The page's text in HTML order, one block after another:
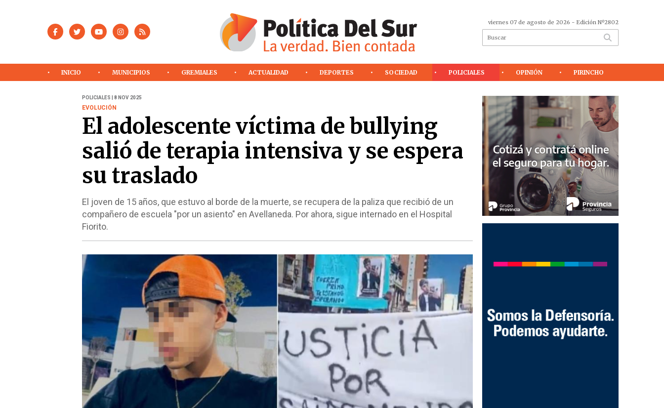
viernes 07 de agosto de 2026 - Edición Nº2802
INICIO MUNICIPIOS GREMIALES ACTUALIDAD DEPORTES SOCIEDAD POLICIALES OPINIÓN PIRINCHO
POLICIALES | 8 NOV 2025
EVOLUCIÓN
El adolescente víctima de bullying
salió de terapia intensiva y se espera
su traslado
El joven de 15 años, que estuvo al borde de la muerte, se recupera de la paliza que recibió de un
compañero de escuela "por un asiento" en Avellaneda. Por ahora, sigue internado en el Hospital
Fiorito.